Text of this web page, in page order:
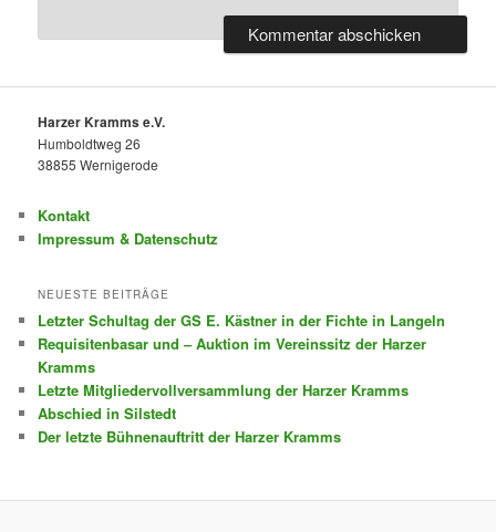
Harzer Kramms e.V.
Humboldtweg 26
38855 Wernigerode
Kontakt
Impressum & Datenschutz
NEUESTE BEITRÄGE
Letzter Schultag der GS E. Kästner in der Fichte in Langeln
Requisitenbasar und – Auktion im Vereinssitz der Harzer
Kramms
Letzte Mitgliedervollversammlung der Harzer Kramms
Abschied in Silstedt
Der letzte Bühnenauftritt der Harzer Kramms